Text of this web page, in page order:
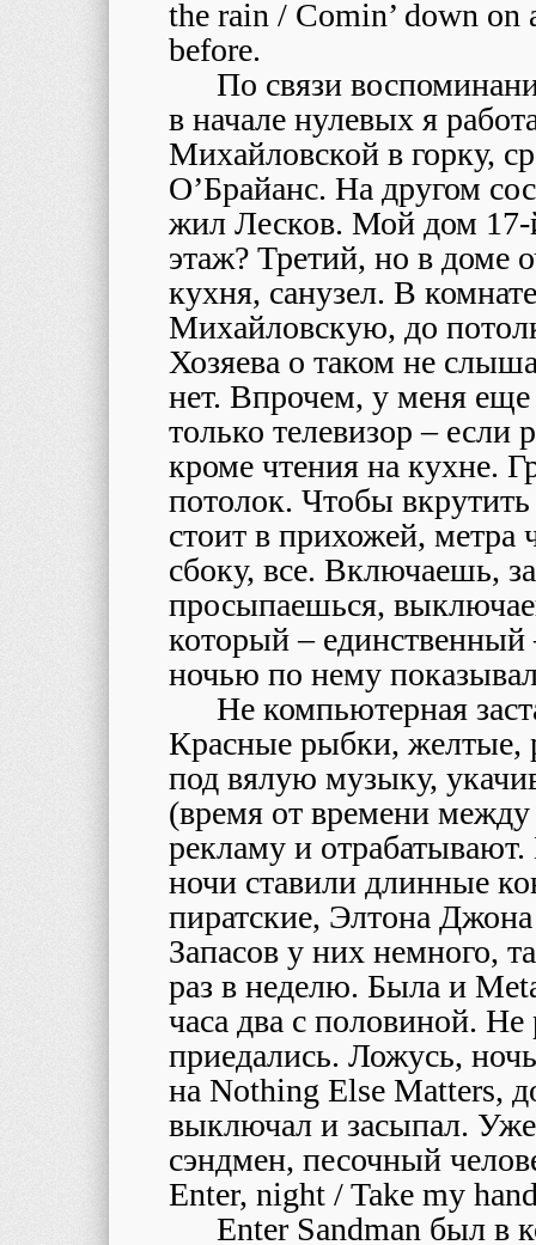
the rain / Comin’ down on
before.
По связи
в начале нулевых я
Михайловской в горку,
О’Брайанс. На другом
жил Лесков. Мой дом 17-
этаж? Третий, но в доме
кухня, санузел. В
Михайловскую, до
Хозяева о таком не
нет. Впрочем, у меня
только телевизор – если
кроме чтения на кухне.
потолок. Чтобы
стоит в прихожей, метра
сбоку, все. Включаешь,
просыпаешься,
который – единственный
ночью по нему
Не компьютерная
Красные рыбки, желтые,
под вялую музыку,
(время от времени
рекламу и
ночи ставили длинные
пиратские, Элтона
Запасов у них немного,
раз в неделю. Была и
часа два с половиной.
приедались. Ложусь,
на Nothing Else Matters,
выключал и засыпал.
сэндмен, песочный
Enter, night / Take my
Enter Sandman был в